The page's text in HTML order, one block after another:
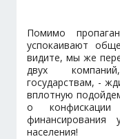
Помимо
успокаивают
видите, мы же
двух
государствам, -
вплотную
о конфискации
населения!